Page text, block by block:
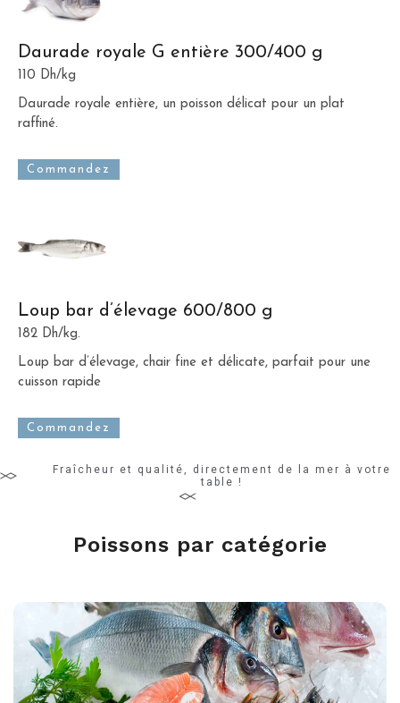
Daurade royale G entière 300/400 g
110 Dh/kg
Daurade royale entière, un poisson délicat pour un plat
raffiné.
Commandez
Loup bar d’élevage 600/800 g
182 Dh/kg.
Loup bar d’élevage, chair fine et délicate, parfait pour une
cuisson rapide
Commandez
Fraîcheur et qualité, directement de la mer à votre
table !
Poissons par catégorie